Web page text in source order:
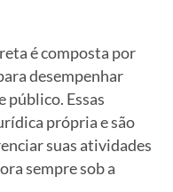
é composta por
desempenhar
público. Essas
própria e são
suas atividades
sempre sob a